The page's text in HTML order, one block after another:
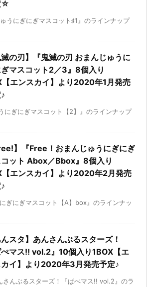
☆
うにぎにぎマスコット♯1』のラインナップ
滅の刃】『鬼滅の刃 おまんじゅうに
ぎマスコット2／3』8個入り
【エンスカイ】より2020年1月発売
にぎにぎマスコット【2】』のラインナップ
】『Free！おまんじゅうにぎにぎ
ット Abox／Bbox』8個入り
【エンスカイ】より2020年2月発売
ぎにぎマスコット【A】box』のラインナッ
んスタ】あんさんぶるスターズ！
ぺマス!! vol.2』10個入り1BOX【エ
カイ】より2020年3月発売予定♪
さんぶるスターズ！『ぱぺマス!! vol.2』のラ